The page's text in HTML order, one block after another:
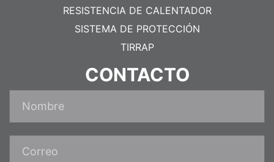
RESISTENCIA DE CALENTADOR
SISTEMA DE PROTECCIÓN
TIRRAP
CONTACTO